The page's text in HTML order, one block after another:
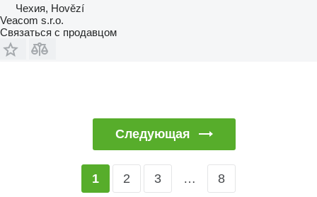
Чехия, Hovězí
Veacom s.r.o.
Связаться с продавцом
Следующая
1 2 3 … 8